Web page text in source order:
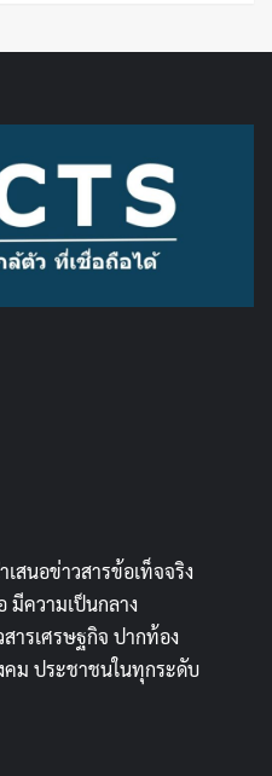
สนอข่าวสารข้อเท็จจริง
มีความเป็นกลาง
สารเศรษฐกิจ ปากท้อง
คม ประชาชนในทุกระดับ